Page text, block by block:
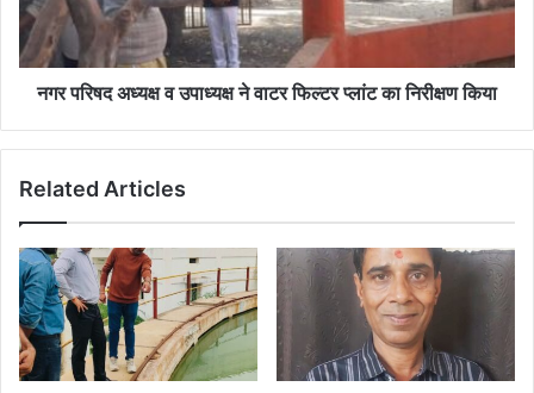
वाटर
फिल्टर
प्लांट
नगर परिषद अध्यक्ष व उपाध्यक्ष ने वाटर फिल्टर प्लांट का निरीक्षण किया
Related Articles